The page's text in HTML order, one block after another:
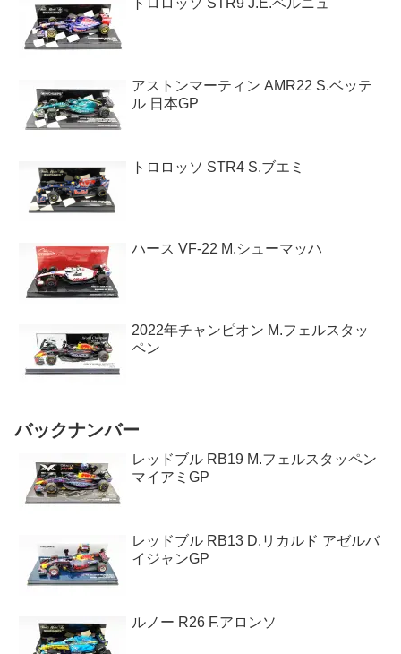
トロロッソ STR9 J.E.ベルニュ
アストンマーティン AMR22 S.ベッテ
ル 日本GP
トロロッソ STR4 S.ブエミ
ハース VF-22 M.シューマッハ
2022年チャンピオン M.フェルスタッ
ペン
バックナンバー
レッドブル RB19 M.フェルスタッペン
マイアミGP
レッドブル RB13 D.リカルド アゼルバ
イジャンGP
ルノー R26 F.アロンソ